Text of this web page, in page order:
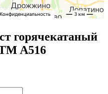
горячекатаный
A516